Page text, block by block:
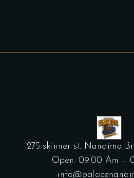
275 skinner st. Nanaimo
Open: 09:00 Am –